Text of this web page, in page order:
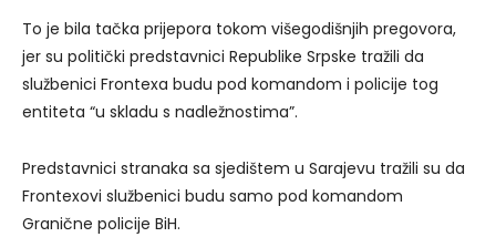
To je bila tačka prijepora tokom višegodišnjih pregovora,
jer su politički predstavnici Republike Srpske tražili da
službenici Frontexa budu pod komandom i policije tog
entiteta “u skladu s nadležnostima”.
Predstavnici stranaka sa sjedištem u Sarajevu tražili su da
Frontexovi službenici budu samo pod komandom
Granične policije BiH.